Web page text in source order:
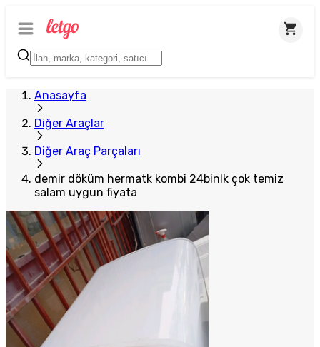
Anasayfa
Diğer Araçlar
Diğer Araç Parçaları
demir döküm hermatk kombi 24binlk çok temiz
salam uygun fiyata